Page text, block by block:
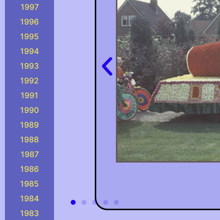
1997
1996
1995
1994
1993
1992
1991
1990
1989
1988
1987
1986
1985
1984
1983